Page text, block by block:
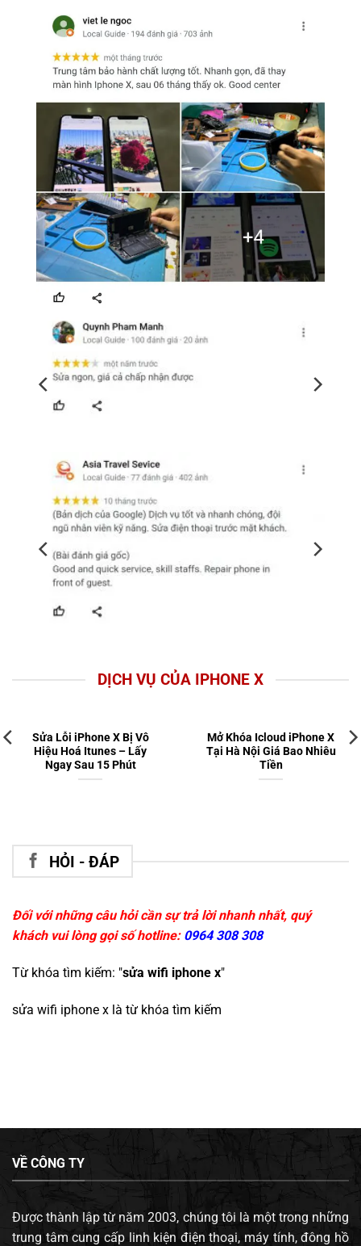
DỊCH VỤ CỦA IPHONE X
Sửa Lỗi iPhone X Bị Vô
Hiệu Hoá Itunes – Lấy
Ngay Sau 15 Phút
Mở Khóa Icloud iPhone X
Tại Hà Nội Giá Bao Nhiêu
Tiền
HỎI - ĐÁP
Đối với những câu hỏi cần sự trả lời nhanh nhất, quý
khách vui lòng gọi số hotline: 0964 308 308
Từ khóa tìm kiếm: "sửa wifi iphone x"
sửa wifi iphone x là từ khóa tìm kiếm
VỀ CÔNG TY
Được thành lập từ năm 2003, chúng tôi là một trong những
trung tâm cung cấp linh kiện điện thoại, máy tính, đông hồ